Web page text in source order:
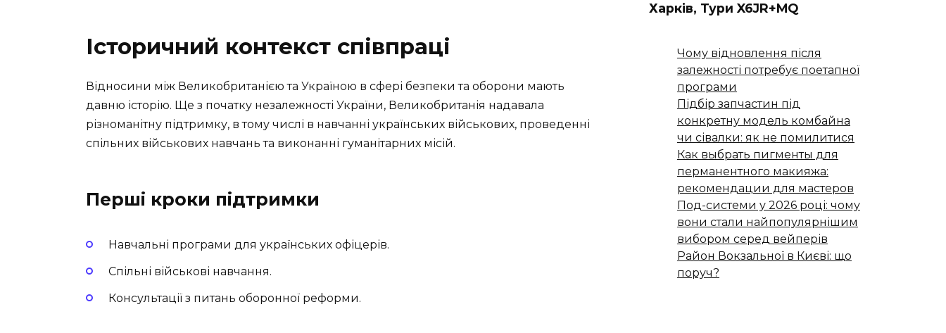
Історичний контекст співпраці
Відносини між Великобританією та Україною в сфері безпеки та оборони мають
давню історію. Ще з початку незалежності України, Великобританія надавала
різноманітну підтримку, в тому числі в навчанні українських військових, проведенні
спільних військових навчань та виконанні гуманітарних місій.
Перші кроки підтримки
Навчальні програми для українських офіцерів.
Спільні військові навчання.
Консультації з питань оборонної реформи.
Харків, Тури X6JR+MQ
Чому відновлення після
залежності потребує поетапної
програми
Підбір запчастин під
конкретну модель комбайна
чи сівалки: як не помилитися
Как выбрать пигменты для
перманентного макияжа:
рекомендации для мастеров
Под-системи у 2026 році: чому
вони стали найпопулярнішим
вибором серед вейперів
Район Вокзальної в Києві: що
поруч?